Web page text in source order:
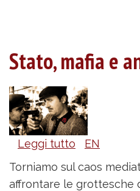
Stato, mafia e
Leggi tutto su
mafia
EN
Torniamo sul caos
affrontare le grottesche